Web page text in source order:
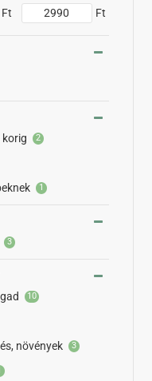
Ft Ft
korig 2
1
3
10
növények 3